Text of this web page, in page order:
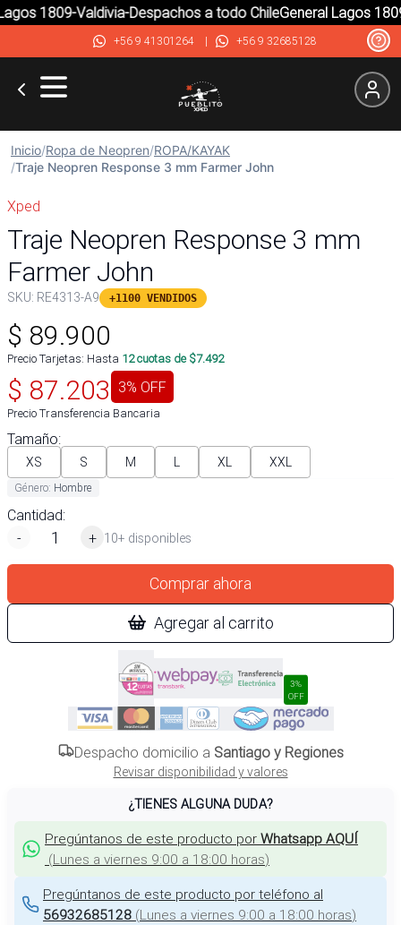
1809-Valdivia-Despachos a todo ChileGeneral Lagos
+56 9 41301264| +56 9 32685128
Inicio/Ropa de Neopren/ROPA/KAYAK
/Traje Neopren Response 3 mm Farmer John
Xped
Traje Neopren Response 3 mm
Farmer John
SKU: RE4313-A9 +1100 VENDIDOS
$ 89.900
Precio Tarjetas: Hasta 12cuotas de $7.492
$ 87.203 3% OFF
Precio Transferencia Bancaria
Tamaño:
XS S M L XL XXL
Género: Hombre
Cantidad:
-
+ 10+ disponibles
Comprar ahora
Agregar al carrito
3%
OFF
Despacho domicilio a Santiago y Regiones
Revisar disponibilidad y valores
¿TIENES ALGUNA DUDA?
Pregúntanos de este producto por Whatsapp AQUÍ
(Lunes a viernes 9:00 a 18:00 horas)
Pregúntanos de este producto por teléfono al
56932685128 (Lunes a viernes 9:00 a 18:00 horas)